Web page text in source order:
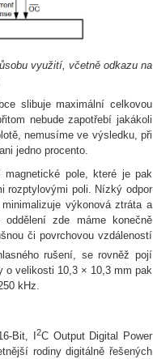
využití, včetně odkazu na
slibuje maximální celkovou
nebude zapotřebí jakákoli
nemusíme ve výsledku, při
jedno procento.
pole, které je pak
rozptylovými poli. Nízký odpor
výkonová ztráta a
zde máme konečně
či povrchovou vzdáleností
rušení, se rovněž pojí
o velikosti 10,3 × 10,3 mm pak
kHz.
Bit, I 2C Output Digital Power
rodiny digitálně řešených